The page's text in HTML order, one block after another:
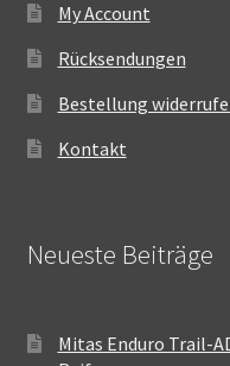
My Account
Rücksendungen
Bestellung
Kontakt
Neueste Beiträge
Mitas Enduro Trail-